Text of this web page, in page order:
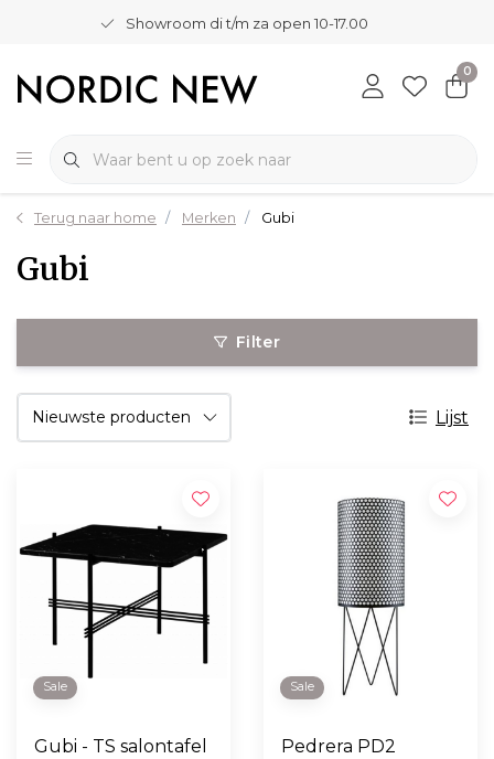
Showroom di t/m za open 10-17.00
0
Terug naar home Merken Gubi
Gubi
Filter
Lijst
Sale
Gubi - TS salontafel
Sale
Pedrera PD2